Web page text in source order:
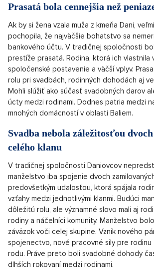
Prasatá bola cennejšia než
Ak by si žena vzala muža z kmeňa Dani,
pochopila, že najväčšie bohatstvo sa
bankového účtu. V tradičnej spoločnosti
prestíže prasatá. Rodina, ktorá ich vlastnila
spoločenské postavenie a väčší vplyv.
rolu pri svadbách, rodinných dohodách aj
Mohli slúžiť ako súčasť svadobných darov
úcty medzi rodinami. Dodnes patria medzi
mnohých domácností v oblasti Baliem.
Svadba nebola záležitosťou
celého klanu
V tradičnej spoločnosti Daniovcov
manželstvo iba spojenie dvoch
predovšetkým udalosťou, ktorá spájala
vzťahy medzi jednotlivými klanmi. Budúci
dôležitú rolu, ale významné slovo mali aj
rodiny a náčelníci komunity. Manželstvo
záväzok voči celej skupine. Vznik nového
spojenectvo, nové pracovné sily pre rodinu
rodu. Práve preto boli svadobné dohody
dlhších rokovaní medzi rodinami.